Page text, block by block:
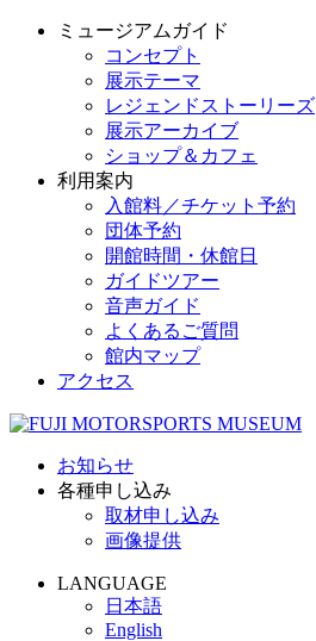
ミュージアムガイド
コンセプト
展示テーマ
レジェンドストーリーズ
展示アーカイブ
ショップ＆カフェ
利用案内
入館料／チケット予約
団体予約
開館時間・休館日
ガイドツアー
音声ガイド
よくあるご質問
館内マップ
アクセス
お知らせ
各種申し込み
取材申し込み
画像提供
LANGUAGE
日本語
English